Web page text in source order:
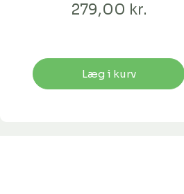
279,00 kr.
Læg i kurv